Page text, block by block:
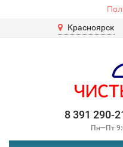
Красноярск
8 391 290-
Пн—Пт